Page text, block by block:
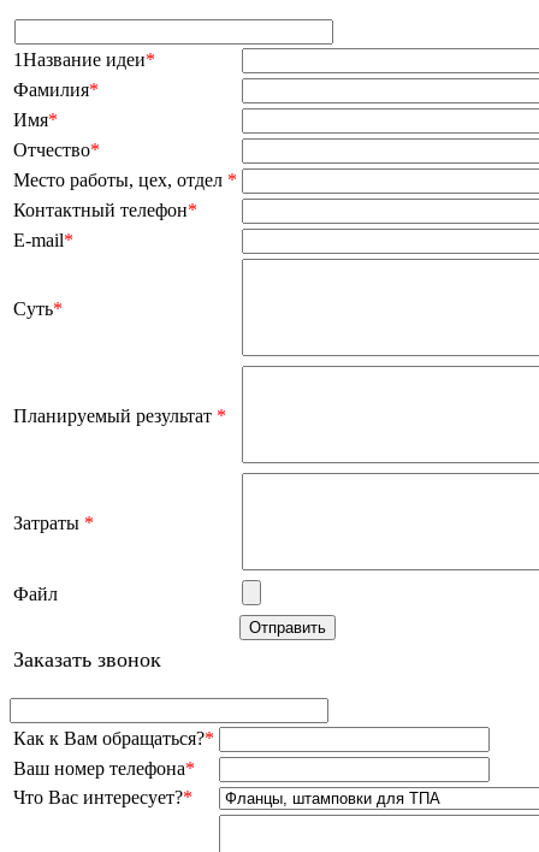
1Название идеи*
Фамилия*
Имя*
Отчество*
Место работы, цех, отдел *
Контактный телефон*
E-mail*
Суть*
Планируемый результат *
Затраты *
Файл
Заказать звонок
Как к Вам обращаться?*
Ваш номер телефона*
Что Вас интересует?*